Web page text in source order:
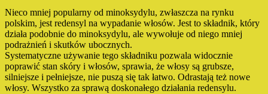
Nieco mniej popularny od minoksydylu, zwłaszcza na rynku
polskim, jest redensyl na wypadanie włosów. Jest to składnik, który
działa podobnie do minoksydylu, ale wywołuje od niego mniej
podrażnień i skutków ubocznych.
Systematyczne używanie tego składniku pozwala widocznie
poprawić stan skóry i włosów, sprawia, że włosy są grubsze,
silniejsze i pełniejsze, nie puszą się tak łatwo. Odrastają też nowe
włosy. Wszystko za sprawą doskonałego działania redensylu.